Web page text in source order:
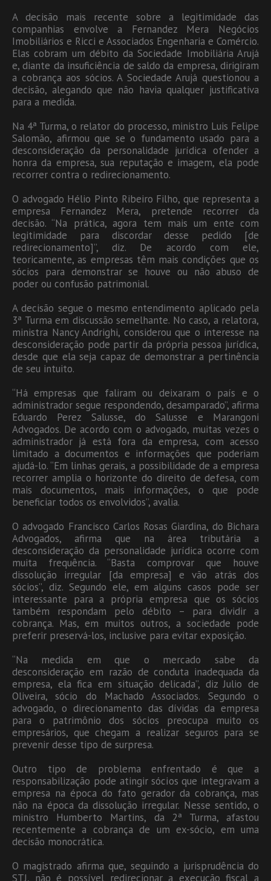
A decisão mais recente sobre a legitimidade das
companhias envolve a Fernandez Mera Negócios
Imobiliários e Ricci e Associados Engenharia e Comércio.
Elas cobram um débito da Sociedade Imobiliária Arujá
e, diante da insuficiência de saldo da empresa, dirigiram
a cobrança aos sócios. A Sociedade Arujá questionou a
decisão, alegando que não havia qualquer justificativa
para a medida.
Na 4ª Turma, o relator do processo, ministro Luis Felipe
Salomão, afirmou que se o fundamento usado para a
desconsideração da personalidade jurídica ofender a
honra da empresa, sua reputação e imagem, ela pode
recorrer contra o redirecionamento.
O advogado Hélio Pinto Ribeiro Filho, que representa a
empresa Fernandez Mera, pretende recorrer da
decisão. “Na prática, agora tem mais um ente com
legitimidade para discordar desse pedido [de
redirecionamento]”, diz. De acordo com ele,
teoricamente, as empresas têm mais condições que os
sócios para demonstrar se houve ou não abuso de
poder ou confusão patrimonial.
A decisão segue o mesmo entendimento aplicado pela
3ª Turma em discussão semelhante. No caso, a relatora,
ministra Nancy Andrighi, considerou que o interesse na
desconsideração pode partir da própria pessoa jurídica,
desde que ela seja capaz de demonstrar a pertinência
de seu intuito.
“Há empresas que faliram ou deixaram o país e o
administrador segue respondendo, desamparado”, afirma
Eduardo Perez Salusse, do Salusse e Marangoni
Advogados. De acordo com o advogado, muitas vezes o
administrador já está fora da empresa, com acesso
limitado a documentos e informações que poderiam
ajudá-lo. “Em linhas gerais, a possibilidade de a empresa
recorrer amplia o horizonte do direito de defesa, com
mais documentos, mais informações, o que pode
beneficiar todos os envolvidos”, avalia.
O advogado Francisco Carlos Rosas Giardina, do Bichara
Advogados, afirma que na área tributária a
desconsideração da personalidade jurídica ocorre com
muita frequência. “Basta comprovar que houve
dissolução irregular [da empresa] e vão atrás dos
sócios”, diz. Segundo ele, em alguns casos pode ser
interessante para a própria empresa que os sócios
também respondam pelo débito – para dividir a
cobrança. Mas, em muitos outros, a sociedade pode
preferir preservá-los, inclusive para evitar exposição.
“Na medida em que o mercado sabe da
desconsideração em razão de conduta inadequada da
empresa, ela fica em situação delicada”, diz Julio de
Oliveira, sócio do Machado Associados. Segundo o
advogado, o direcionamento das dívidas da empresa
para o patrimônio dos sócios preocupa muito os
empresários, que chegam a realizar seguros para se
prevenir desse tipo de surpresa.
Outro tipo de problema enfrentado é que a
responsabilização pode atingir sócios que integravam a
empresa na época do fato gerador da cobrança, mas
não na época da dissolução irregular. Nesse sentido, o
ministro Humberto Martins, da 2ª Turma, afastou
recentemente a cobrança de um ex-sócio, em uma
decisão monocrática.
O magistrado afirma que, seguindo a jurisprudência do
STJ, não é possível redirecionar a execução fiscal a